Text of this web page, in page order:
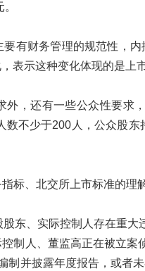
有财务管理的规范性，
表示这种变化体现的是上
外，还有一些公众性要求
不少于200人，公众股
标、北交所上市标准的
东、实际控制人存在重
制人、董监高正在被立
制并披露年度报告，或者